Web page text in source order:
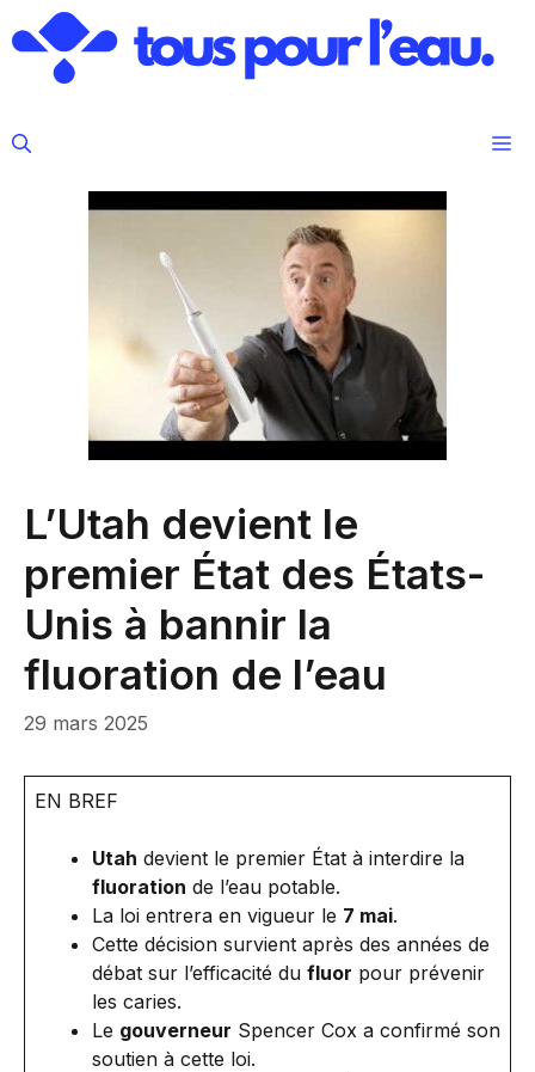
au
contenu
L’Utah devient le
premier État des États-
Unis à bannir la
fluoration de l’eau
29 mars 2025
EN BREF
Utah devient le premier État à interdire la
fluoration de l’eau potable.
La loi entrera en vigueur le 7 mai.
Cette décision survient après des années de
débat sur l’efficacité du fluor pour prévenir
les caries.
Le gouverneur Spencer Cox a confirmé son
soutien à cette loi.